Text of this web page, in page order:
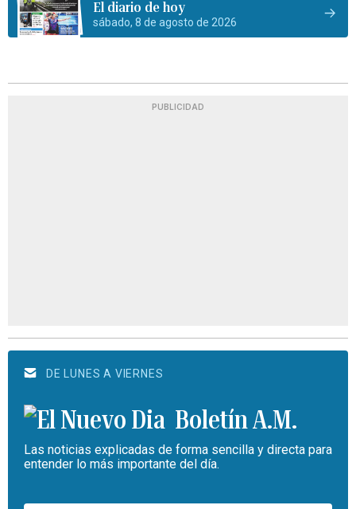
El diario de hoy
sábado, 8 de agosto de 2026
PUBLICIDAD
DE LUNES A VIERNES
Boletín A.M.
Las noticias explicadas de forma sencilla y directa para
entender lo más importante del día.